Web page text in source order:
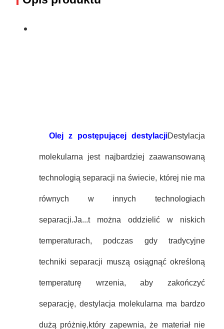
Olej z postępującej destylacjiDestylacja
molekularna jest najbardziej zaawansowaną
technologią separacji na świecie, której nie ma
równych w innych technologiach
separacji.Ja...t można oddzielić w niskich
temperaturach, podczas gdy tradycyjne
techniki separacji muszą osiągnąć określoną
temperaturę wrzenia, aby zakończyć
separację, destylacja molekularna ma bardzo
dużą próżnię,który zapewnia, że materiał nie